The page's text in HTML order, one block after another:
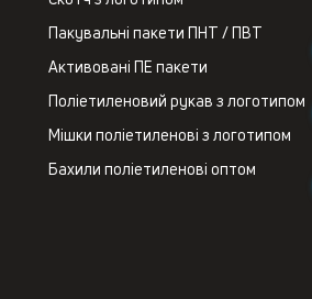
Пакувальні пакети ПНТ / ПВТ
Активовані ПЕ пакети
Поліетиленовий рукав з логотипом
Мішки поліетиленові з логотипом
Бахили поліетиленові оптом